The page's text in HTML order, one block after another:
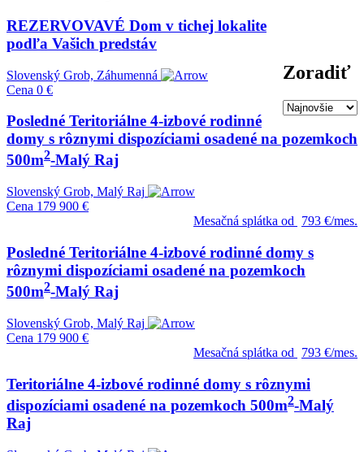
Zoradiť
REZERVOVAVÉ Dom v tichej lokalite
podľa Vašich predstáv
Slovenský Grob, Záhumenná
Cena 0 €
Posledné Teritoriálne 4-izbové rodinné
domy s rôznymi dispozíciami osadené na pozemkoch
500m2-Malý Raj
Slovenský Grob, Malý Raj
Cena 179 900 €
Mesačná splátka od
793 €/mes.
Posledné Teritoriálne 4-izbové rodinné domy s
rôznymi dispozíciami osadené na pozemkoch
500m2-Malý Raj
Slovenský Grob, Malý Raj
Cena 179 900 €
Mesačná splátka od
793 €/mes.
Teritoriálne 4-izbové rodinné domy s rôznymi
dispozíciami osadené na pozemkoch 500m2-Malý
Raj